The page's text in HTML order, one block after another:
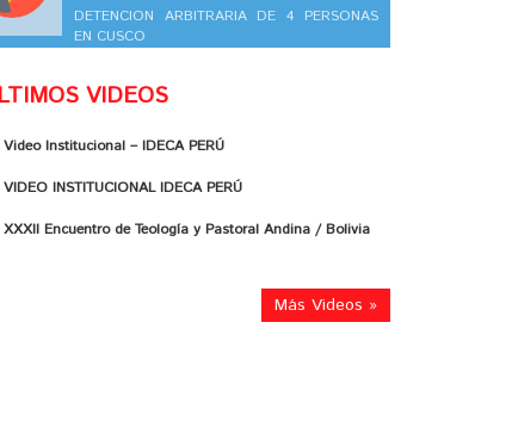
DETENCION ARBITRARIA DE 4 PERSONAS
EN CUSCO
LTIMOS VIDEOS
Video Institucional – IDECA PERÚ
VIDEO INSTITUCIONAL IDECA PERÚ
XXXII Encuentro de Teología y Pastoral Andina / Bolivia
Más Videos »